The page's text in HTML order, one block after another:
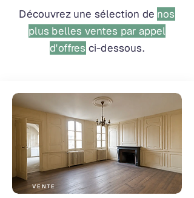
Découvrez une sélection de nos
plus belles ventes par appel
d'offres ci-dessous.
VENTE